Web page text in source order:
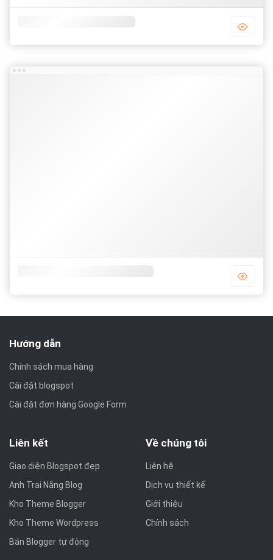
Hướng dẫn
Chính sách mua hàng
Cài đặt blogspot
Cài đặt đơn hàng Google Form
Liên kết
Giao diện Blogspot đẹp
Anh Trai Nắng Blog
Kho Theme Blogger
Kho Theme Wordpress
Bán Blogger tự động
Về chúng tôi
Liên hệ
Dịch vụ thiết kế
Giới thiệu
Chính sách